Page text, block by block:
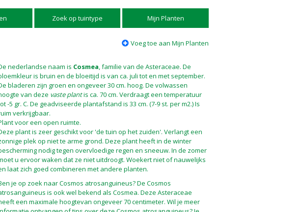
Zoek op tuintype Mijn Planten
Voeg toe aan Mijn Planten
nederlandse naam is Cosmea, familie van de Asteraceae. De
is bruin en de bloeitijd is van ca. juli tot en met september.
bladeren zijn groen en ongeveer 30 cm. hoog. De volwassen
van deze vaste plantis ca. 70 cm. Verdraagt een temperatuur
-5 gr. C. De geadviseerde plantafstand is 33 cm. (7-9 st. per m2.) Is
verkrijgbaar.
voor een open ruimte.
plant is zeer geschikt voor 'de tuin op het zuiden'. Verlangt een
plek op niet te arme grond. Deze plant heeft in de winter
nodig tegen overvloedige regen en sneeuw. In de zomer
u ervoor waken dat ze niet uitdroogt. Woekert niet of nauwelijks
laat zich goed combineren met andere planten.
je op zoek naar Cosmos atrosanguineus? De Cosmos
is ook wel bekend als Cosmea. Deze Asteraceae
een maximale hoogtevan ongeveer 70 centimeter. Wil je meer